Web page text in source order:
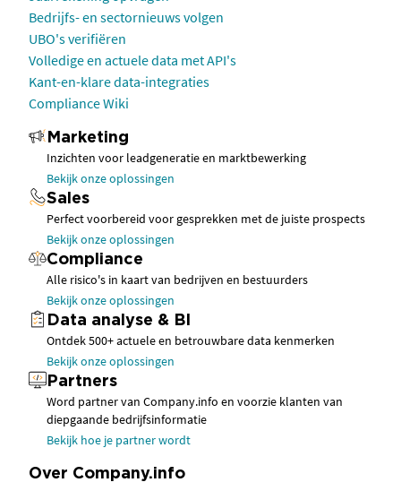
Bedrijfs- en sectornieuws volgen
UBO's verifiëren
Volledige en actuele data met API's
Kant-en-klare data-integraties
Compliance Wiki
Marketing
Inzichten voor leadgeneratie en marktbewerking
Bekijk onze oplossingen
Sales
Perfect voorbereid voor gesprekken met de juiste prospects
Bekijk onze oplossingen
Compliance
Alle risico's in kaart van bedrijven en bestuurders
Bekijk onze oplossingen
Data analyse & BI
Ontdek 500+ actuele en betrouwbare data kenmerken
Bekijk onze oplossingen
Partners
Word partner van Company.info en voorzie klanten van
diepgaande bedrijfsinformatie
Bekijk hoe je partner wordt
Over Company.info